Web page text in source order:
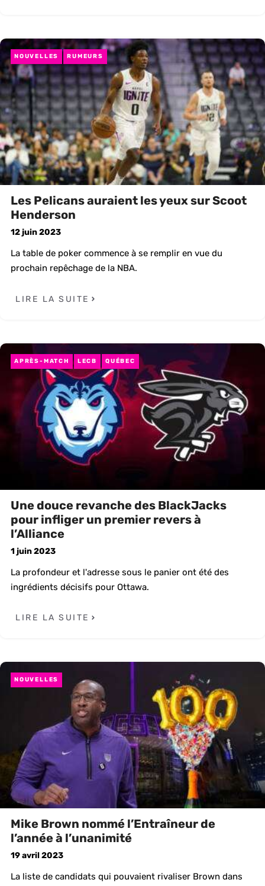
NOUVELLES RUMEURS
Les Pelicans auraient les yeux sur Scoot
Henderson
12 juin 2023
La table de poker commence à se remplir en vue du
prochain repêchage de la NBA.
LIRE LA SUITE
APRÈS-MATCH LECB QUÉBEC
Une douce revanche des BlackJacks
pour infliger un premier revers à
l’Alliance
1 juin 2023
La profondeur et l'adresse sous le panier ont été des
ingrédients décisifs pour Ottawa.
LIRE LA SUITE
NOUVELLES
Mike Brown nommé l’Entraîneur de
l’année à l’unanimité
19 avril 2023
La liste de candidats qui pouvaient rivaliser Brown dans